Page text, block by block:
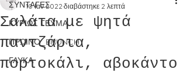
ΣΥΝΤΑΓΕΣ
ΚΥΡΙΩΣ ΓΕΥΜΑ
ΠΡΩΙΝΟ_BRUNCH
ΓΛΥΚΑ
Σαλάτα με ψητά
παντζάρια,
πορτοκάλι, αβοκάντο
10 Ιαν 2022 διαβάστηκε 2 λεπτά